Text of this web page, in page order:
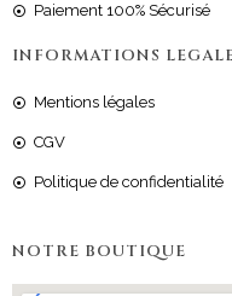
Paiement 100% Sécurisé
INFORMATIONS
Mentions légales
CGV
Politique de confidentialité
NOTRE BOUTIQUE